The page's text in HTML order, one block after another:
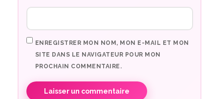
ENREGISTRER MON NOM, MON E-MAIL ET MON
SITE DANS LE NAVIGATEUR POUR MON
PROCHAIN COMMENTAIRE.